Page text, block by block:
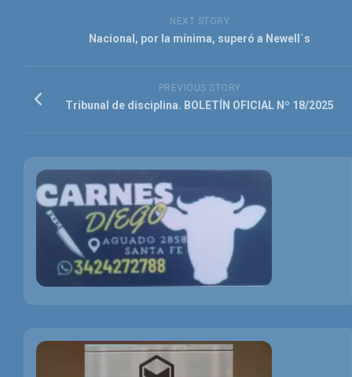
NEXT STORY
Nacional, por la mínima, superó a Newell´s
PREVIOUS STORY
Tribunal de disciplina. BOLETÍN OFICIAL Nº 18/2025